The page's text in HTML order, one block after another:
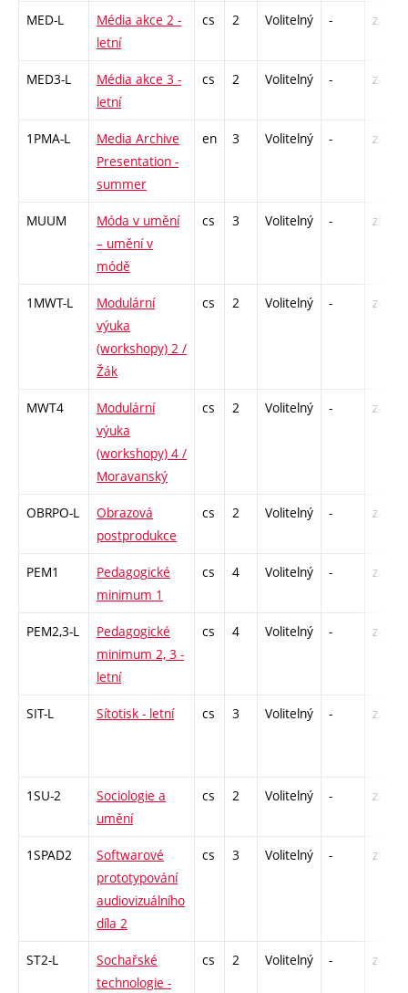
MED-L
Média akce 2 -
letní
cs 2 Volitelný - zá
MED3-L
Média akce 3 -
letní
cs 2 Volitelný - zá
1PMA-L
Media Archive
Presentation -
summer
en 3 Volitelný - zá
MUUM
Móda v umění
– umění v
módě
cs 3 Volitelný - zk
1MWT-L
Modulární
výuka
(workshopy) 2 /
Žák
cs 2 Volitelný - zá
MWT4
Modulární
výuka
(workshopy) 4 /
Moravanský
cs 2 Volitelný - zá
OBRPO-L
Obrazová
postprodukce
cs 2 Volitelný - zá
PEM1
Pedagogické
minimum 1
cs 4 Volitelný - zá
PEM2,3-L
Pedagogické
minimum 2, 3 -
letní
cs 4 Volitelný - zá
SIT-L Sítotisk - letní cs 3 Volitelný - zá
1SU-2
Sociologie a
umění
cs 2 Volitelný - zá
1SPAD2
Softwarové
prototypování
audiovizuálního
díla 2
cs 3 Volitelný - zk
ST2-L
Sochařské
technologie -
cs 2 Volitelný - zá